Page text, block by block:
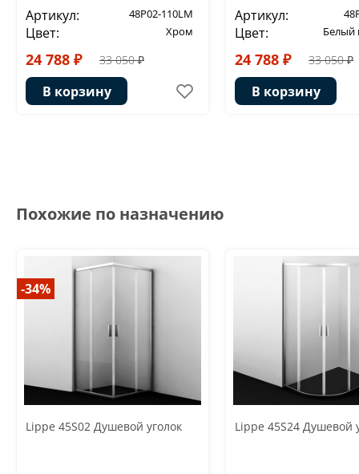
Артикул: 48P02-110LM
Цвет: Хром
24 788 ₽ 33 050 ₽
В корзину
Артикул:
Цвет: Белый
24 788 ₽ 33 050 ₽
В корзину
Похожие по назначению
-34%
Lippe 45S02 Душевой уголок Lippe 45S24 Душевой